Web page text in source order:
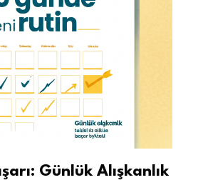
Günlük Alışkanlık